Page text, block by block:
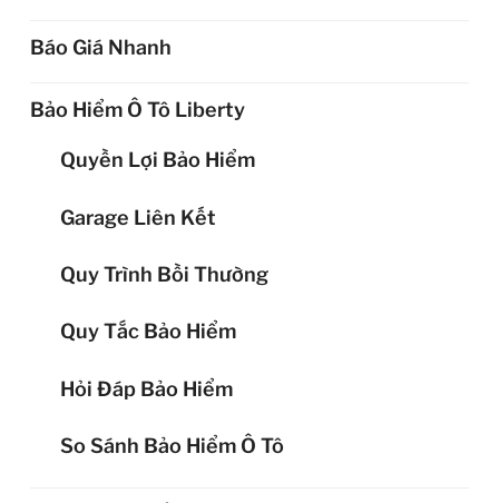
Báo Giá Nhanh
Bảo Hiểm Ô Tô Liberty
Quyền Lợi Bảo Hiểm
Garage Liên Kết
Quy Trình Bồi Thường
Quy Tắc Bảo Hiểm
Hỏi Đáp Bảo Hiểm
So Sánh Bảo Hiểm Ô Tô